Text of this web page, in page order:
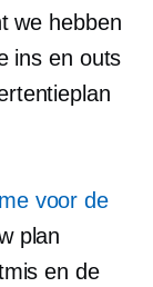
we hebben
ins en outs
voor de
plan
en de